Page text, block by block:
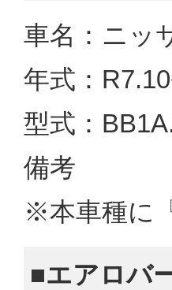
車名：ニッ
年式：
型式：
備考
※本車種に
■エアロバ